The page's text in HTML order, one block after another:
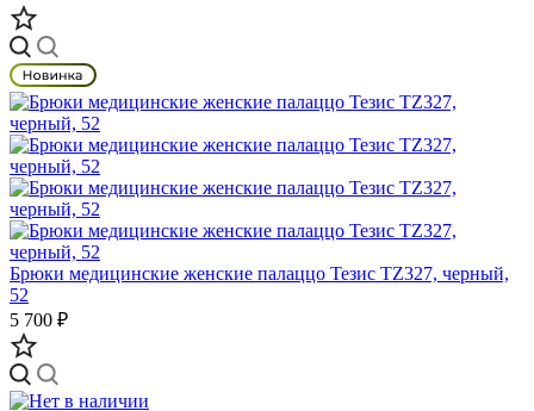
Брюки медицинские женские палаццо Тезис TZ327, черный,
52
5 700 ₽